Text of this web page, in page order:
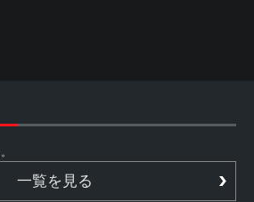
一覧を見る